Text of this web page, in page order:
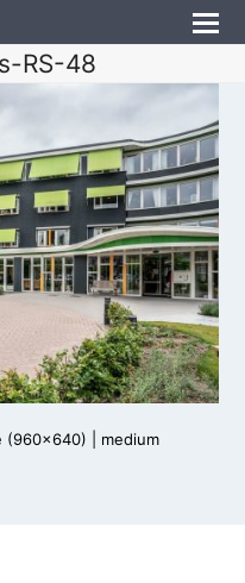
RS-48
(960x640)
medium